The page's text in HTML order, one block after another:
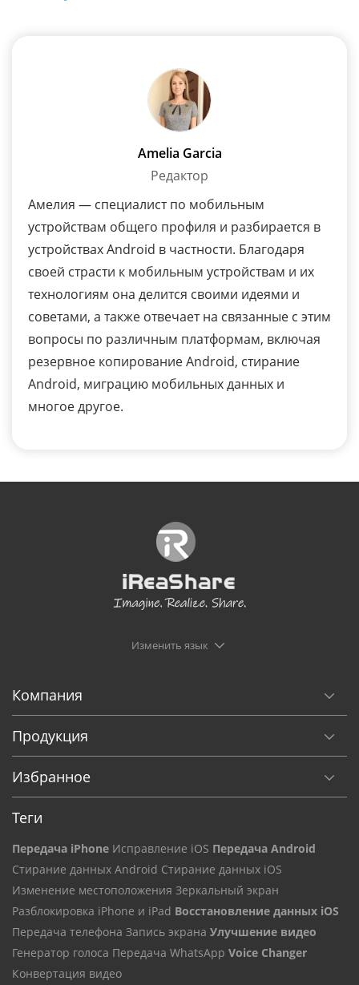
Amelia Garcia
Редактор
Амелия — специалист по мобильным
устройствам общего профиля и разбирается в
устройствах Android в частности. Благодаря
своей страсти к мобильным устройствам и их
технологиям она делится своими идеями и
советами, а также отвечает на связанные с этим
вопросы по различным платформам, включая
резервное копирование Android, стирание
Android, миграцию мобильных данных и
многое другое.
Изменить язык
Компания
Продукция
Избранное
Теги
Передача iPhone Исправление iOS Передача Android
Стирание данных Android Стирание данных iOS
Изменение местоположения Зеркальный экран
Разблокировка iPhone и iPad Восстановление данных iOS
Передача телефона Запись экрана Улучшение видео
Генератор голоса Передача WhatsApp Voice Changer
Конвертация видео